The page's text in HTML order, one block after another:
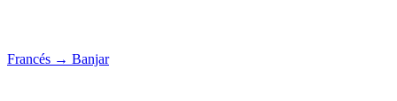
Francés → Banjar